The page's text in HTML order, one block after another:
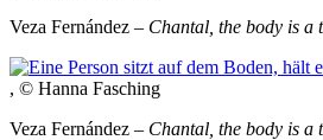
Veza Fernández – Chantal, the body is a
, © Hanna Fasching
Veza Fernández – Chantal, the body is a